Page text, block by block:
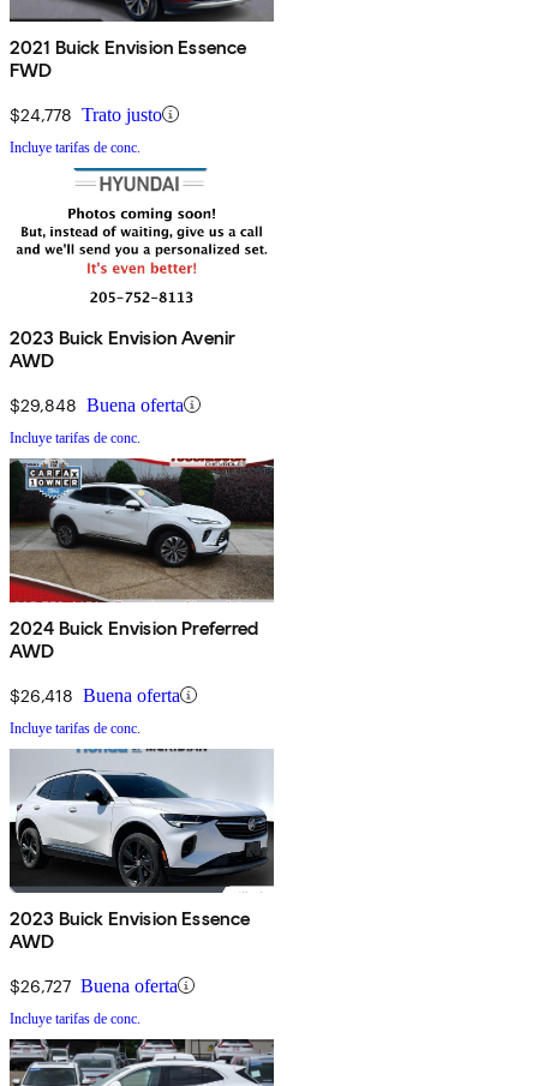
2021 Buick Envision Essence
FWD
$24,778 Trato justo
Incluye tarifas de conc.
2023 Buick Envision Avenir
AWD
$29,848 Buena oferta
Incluye tarifas de conc.
2024 Buick Envision Preferred
AWD
$26,418 Buena oferta
Incluye tarifas de conc.
2023 Buick Envision Essence
AWD
$26,727 Buena oferta
Incluye tarifas de conc.